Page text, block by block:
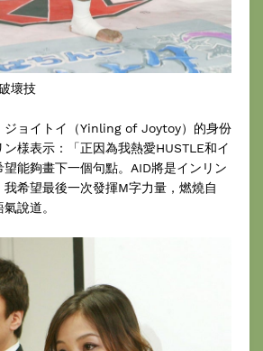
壞技
ジョイトイ（Yinling of Joytoy）的身份
様表示：「正因為我熱愛HUSTLE和イ
望能夠畫下一個句點。AID將是インリン
希望最後一次發揮M字力量，燃燒自
說道。